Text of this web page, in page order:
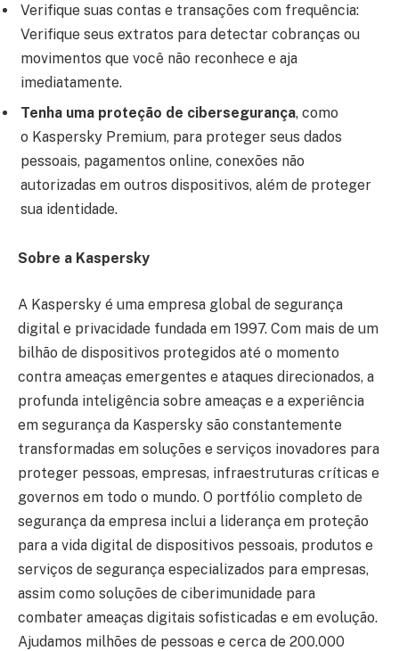
Verifique suas contas e transações com frequência:
Verifique seus extratos para detectar cobranças ou
movimentos que você não reconhece e aja
imediatamente.
Tenha uma proteção de cibersegurança, como
o Kaspersky Premium, para proteger seus dados
pessoais, pagamentos online, conexões não
autorizadas em outros dispositivos, além de proteger
sua identidade.
Sobre a Kaspersky
A Kaspersky é uma empresa global de segurança
digital e privacidade fundada em 1997. Com mais de um
bilhão de dispositivos protegidos até o momento
contra ameaças emergentes e ataques direcionados, a
profunda inteligência sobre ameaças e a experiência
em segurança da Kaspersky são constantemente
transformadas em soluções e serviços inovadores para
proteger pessoas, empresas, infraestruturas críticas e
governos em todo o mundo. O portfólio completo de
segurança da empresa inclui a liderança em proteção
para a vida digital de dispositivos pessoais, produtos e
serviços de segurança especializados para empresas,
assim como soluções de ciberimunidade para
combater ameaças digitais sofisticadas e em evolução.
Ajudamos milhões de pessoas e cerca de 200.000